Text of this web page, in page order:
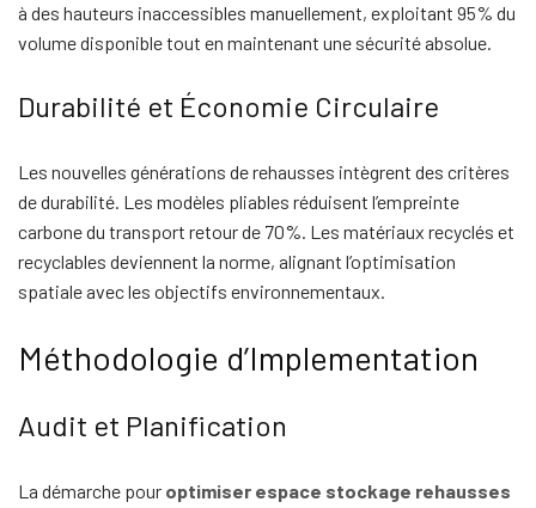
à des hauteurs inaccessibles manuellement, exploitant 95% du
volume disponible tout en maintenant une sécurité absolue.
Durabilité et Économie Circulaire
Les nouvelles générations de rehausses intègrent des critères
de durabilité. Les modèles pliables réduisent l’empreinte
carbone du transport retour de 70%. Les matériaux recyclés et
recyclables deviennent la norme, alignant l’optimisation
spatiale avec les objectifs environnementaux.
Méthodologie d’Implementation
Audit et Planification
La démarche pour optimiser espace stockage rehausses